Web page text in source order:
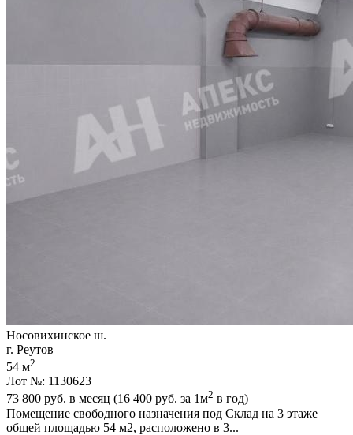
Носовихинское ш.
г. Реутов
54 м2
Лот №: 1130623
73 800 руб. в месяц (16 400 руб. за 1м2 в год)
Помещение свободного назначения под Склад на 3 этаже
общей площадью 54 м2,­ расположено в 3...